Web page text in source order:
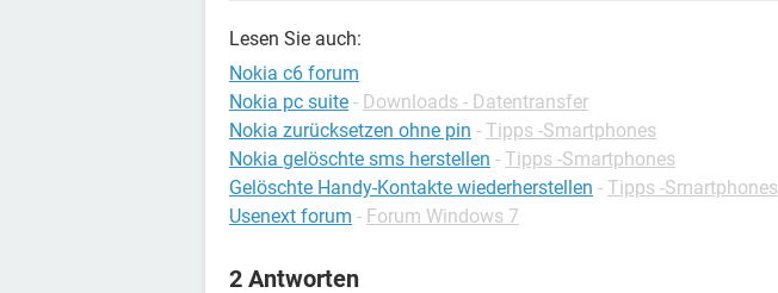
Lesen Sie auch:
Nokia c6 forum
Nokia pc suite - Downloads - Datentransfer
Nokia zurücksetzen ohne pin - Tipps -Smartphones
Nokia gelöschte sms herstellen - Tipps -Smartphones
Gelöschte Handy-Kontakte wiederherstellen - Tipps -Smartphones
Usenext forum - Forum Windows 7
2 Antworten